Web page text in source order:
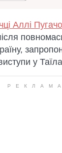
Аллі
у